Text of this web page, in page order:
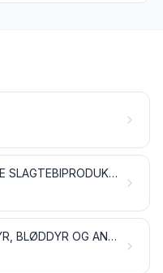
KØD OG SPISELIGE SLAGTEBIPRODUKTER
FISK OG KREBSDYR, BLØDDYR OG ANDRE HVIRVELLØSE VANDDYR